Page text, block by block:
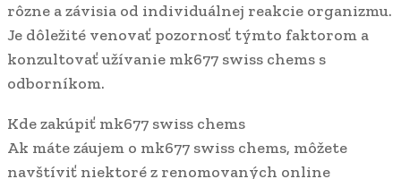
rôzne a závisia od individuálnej reakcie organizmu.
Je dôležité venovať pozornosť týmto faktorom a
konzultovať užívanie mk677 swiss chems s
odborníkom.
Kde zakúpiť mk677 swiss chems
Ak máte záujem o mk677 swiss chems, môžete
navštíviť niektoré z renomovaných online